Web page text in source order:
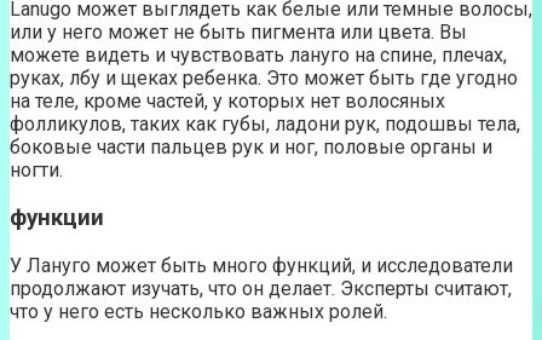
Lanugo может выглядеть как белые или темные волосы,
или у него может не быть пигмента или цвета. Вы
можете видеть и чувствовать лануго на спине, плечах,
руках, лбу и щеках ребенка. Это может быть где угодно
на теле, кроме частей, у которых нет волосяных
фолликулов, таких как губы, ладони рук, подошвы тела,
боковые части пальцев рук и ног, половые органы и
ногти.
функции
У Лануго может быть много функций, и исследователи
продолжают изучать, что он делает. Эксперты считают,
что у него есть несколько важных ролей.